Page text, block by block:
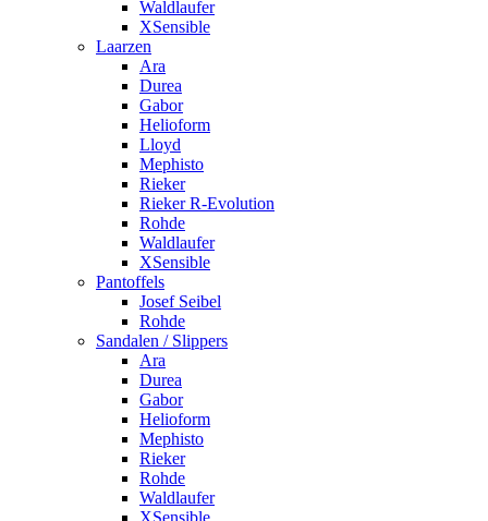
Waldlaufer
XSensible
Laarzen
Ara
Durea
Gabor
Helioform
Lloyd
Mephisto
Rieker
Rieker R-Evolution
Rohde
Waldlaufer
XSensible
Pantoffels
Josef Seibel
Rohde
Sandalen / Slippers
Ara
Durea
Gabor
Helioform
Mephisto
Rieker
Rohde
Waldlaufer
XSensible